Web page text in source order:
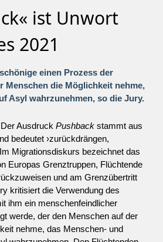
ist Unwort
2021
einen Prozess der
Menschen die Möglichkeit nehme,
Asyl wahrzunehmen, so die Jury.
Der AusdruckPushback stammt aus
bedeutet ›zurückdrängen,
Migrationsdiskurs bezeichnet das
Europas Grenztruppen, Flüchtende
und am Grenzübertritt
kritisiert die Verwendung des
ihm ein menschenfeindlicher
werde, der den Menschen auf der
nehme, das Menschen- und